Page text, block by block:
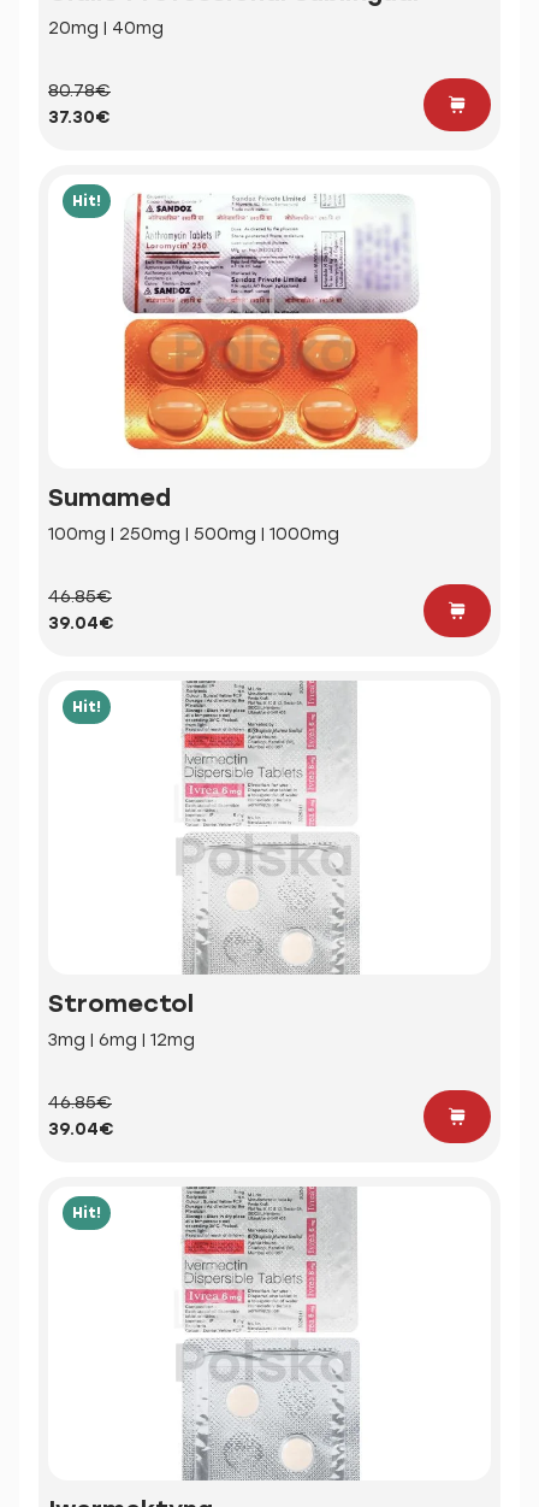
20mg | 40mg
80.78€
37.30€
Hit!
Sumamed
100mg | 250mg | 500mg | 1000mg
46.85€
39.04€
Hit!
Stromectol
3mg | 6mg | 12mg
46.85€
39.04€
Hit!